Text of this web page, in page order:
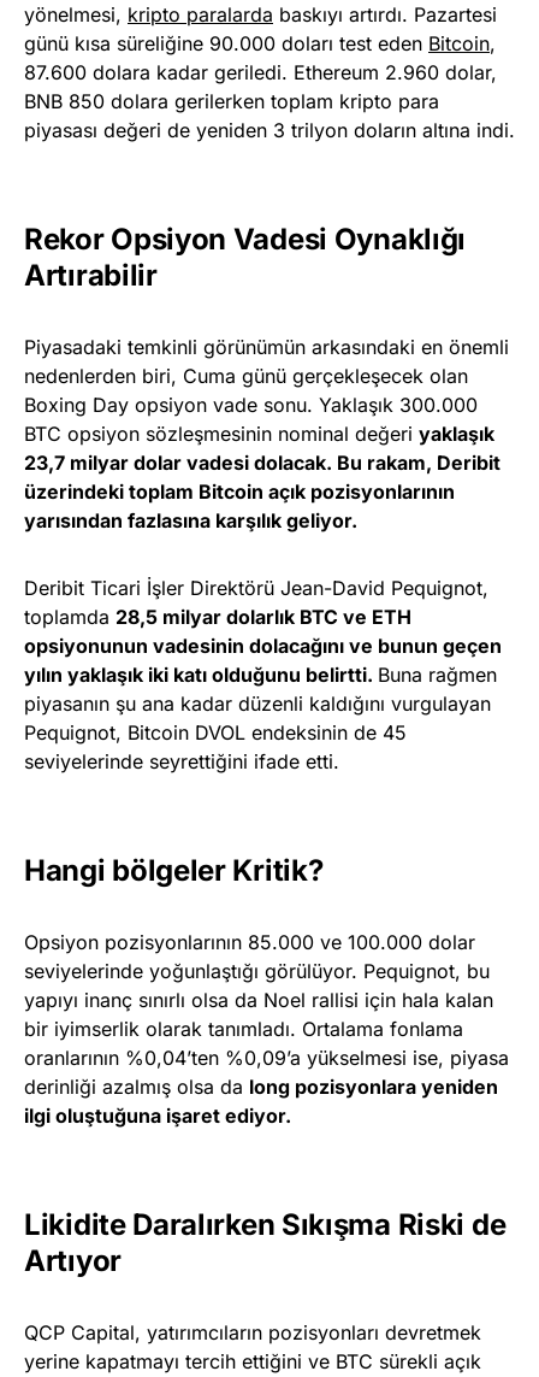
yönelmesi, kripto paralarda baskıyı artırdı. Pazartesi
günü kısa süreliğine 90.000 doları test eden Bitcoin,
87.600 dolara kadar geriledi. Ethereum 2.960 dolar,
BNB 850 dolara gerilerken toplam kripto para
piyasası değeri de yeniden 3 trilyon doların altına indi.
Rekor Opsiyon Vadesi Oynaklığı
Artırabilir
Piyasadaki temkinli görünümün arkasındaki en önemli
nedenlerden biri, Cuma günü gerçekleşecek olan
Boxing Day opsiyon vade sonu. Yaklaşık 300.000
BTC opsiyon sözleşmesinin nominal değeri yaklaşık
23,7 milyar dolar vadesi dolacak. Bu rakam, Deribit
üzerindeki toplam Bitcoin açık pozisyonlarının
yarısından fazlasına karşılık geliyor.
Deribit Ticari İşler Direktörü Jean-David Pequignot,
toplamda 28,5 milyar dolarlık BTC ve ETH
opsiyonunun vadesinin dolacağını ve bunun geçen
yılın yaklaşık iki katı olduğunu belirtti. Buna rağmen
piyasanın şu ana kadar düzenli kaldığını vurgulayan
Pequignot, Bitcoin DVOL endeksinin de 45
seviyelerinde seyrettiğini ifade etti.
Hangi bölgeler Kritik?
Opsiyon pozisyonlarının 85.000 ve 100.000 dolar
seviyelerinde yoğunlaştığı görülüyor. Pequignot, bu
yapıyı inanç sınırlı olsa da Noel rallisi için hala kalan
bir iyimserlik olarak tanımladı. Ortalama fonlama
oranlarının %0,04’ten %0,09’a yükselmesi ise, piyasa
derinliği azalmış olsa da long pozisyonlara yeniden
ilgi oluştuğuna işaret ediyor.
Likidite Daralırken Sıkışma Riski de
Artıyor
QCP Capital, yatırımcıların pozisyonları devretmek
yerine kapatmayı tercih ettiğini ve BTC sürekli açık